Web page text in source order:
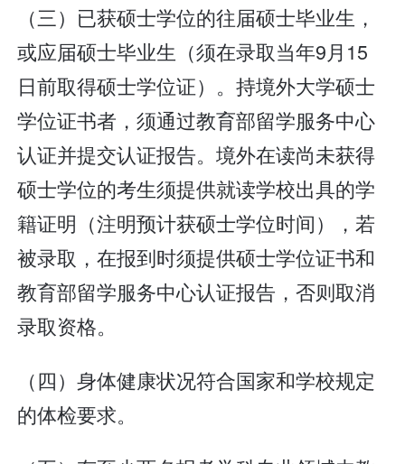
（三）已获硕士学位的往届硕士毕业生，
或应届硕士毕业生（须在录取当年9月15
日前取得硕士学位证）。持境外大学硕士
学位证书者，须通过教育部留学服务中心
认证并提交认证报告。境外在读尚未获得
硕士学位的考生须提供就读学校出具的学
籍证明（注明预计获硕士学位时间），若
被录取，在报到时须提供硕士学位证书和
教育部留学服务中心认证报告，否则取消
录取资格。
（四）身体健康状况符合国家和学校规定
的体检要求。